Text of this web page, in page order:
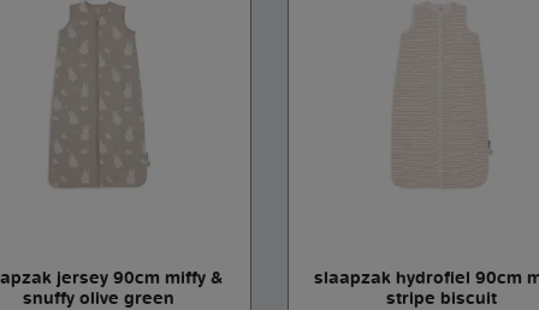
jersey 90cm miffy &
snuffy olive green
slaapzak hydrofiel 90cm
stripe biscuit